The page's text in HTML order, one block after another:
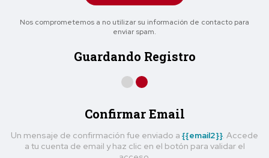
Nos comprometemos a no utilizar su información de contacto para
enviar spam.
Guardando Registro
Confirmar Email
Un mensaje de confirmación fue enviado a {{email2}} . Accede
a tu cuenta de email y haz clic en el botón para validar el